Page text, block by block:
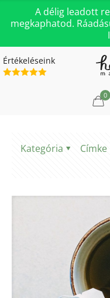
A délig leadott
megkaphatod.
Értékeléseink
0
Kategória Címke